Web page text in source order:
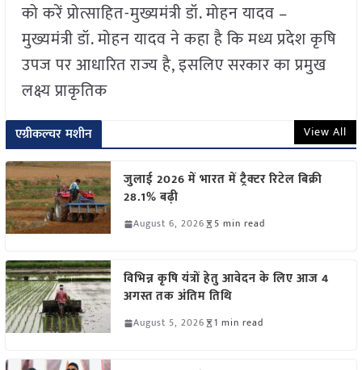
को करें प्रोत्साहित-मुख्यमंत्री डॉ. मोहन यादव –
मुख्यमंत्री डॉ. मोहन यादव ने कहा है कि मध्य प्रदेश कृषि
उपज पर आधारित राज्य है, इसलिए सरकार का प्रमुख
लक्ष्य प्राकृतिक
एग्रीकल्चर मशीन View All
जुलाई 2026 में भारत में ट्रैक्टर रिटेल बिक्री
28.1% बढ़ी
August 6, 2026 5 min read
विभिन्न कृषि यंत्रों हेतु आवेदन के लिए आज 4
अगस्त तक अंतिम तिथि
August 5, 2026 1 min read